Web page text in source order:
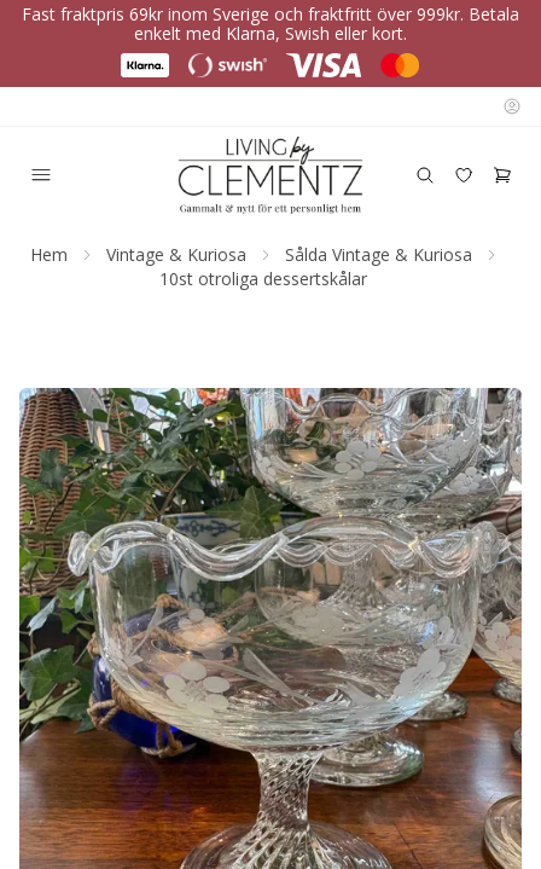
Fast fraktpris 69kr inom Sverige och fraktfritt över 999kr. Betala
enkelt med Klarna, Swish eller kort.
Hem Vintage & Kuriosa
Sålda Vintage & Kuriosa
10st otroliga dessertskålar